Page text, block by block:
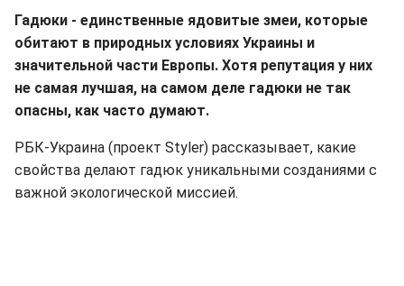
Гадюки - единственные ядовитые змеи, которые
обитают в природных условиях Украины и
значительной части Европы. Хотя репутация у них
не самая лучшая, на самом деле гадюки не так
опасны, как часто думают.
РБК-Украина (проект Styler) рассказывает, какие
свойства делают гадюк уникальными созданиями с
важной экологической миссией.